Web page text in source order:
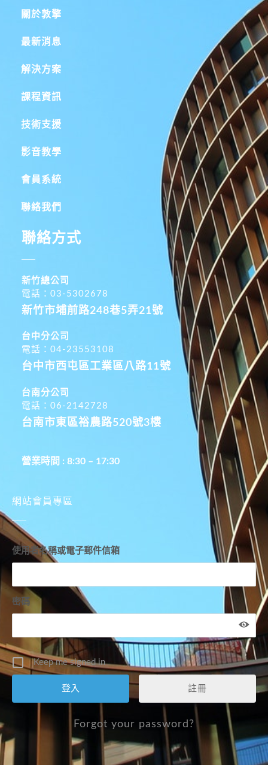
關於敦擎
最新消息
解決方案
課程資訊
技術支援
影音教學
會員系統
聯絡我們
聯絡方式
新竹總公司
電話：03-5302678
新竹市埔前路248巷5弄21號
台中分公司
電話：04-23553108
台中市西屯區工業區八路11號
台南分公司
電話：06-2142728
台南市東區裕農路520號3樓
營業時間 : 8:30 – 17:30
網站會員專區
使用者名稱或電子郵件信箱
密碼
Keep me signed in
註冊
Forgot your password?